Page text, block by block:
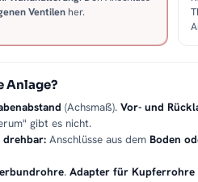
Ventilen her.
Anlage?
(Achsmaß). Vor- und
gibt es nicht.
Anschlüsse aus dem Boden
. Adapter für Kupferrohre